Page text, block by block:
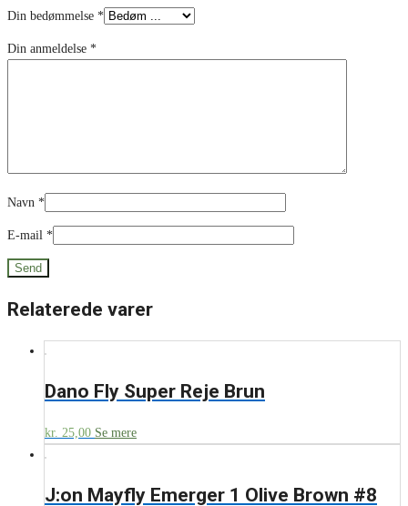
Din bedømmelse *
Din anmeldelse *
Navn *
E-mail *
Relaterede varer
Dano Fly Super Reje Brun
kr. 25,00 Se mere
J:on Mayfly Emerger 1 Olive Brown #8